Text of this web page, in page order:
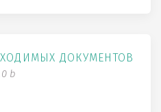
ДОКУМЕНТОВ
b